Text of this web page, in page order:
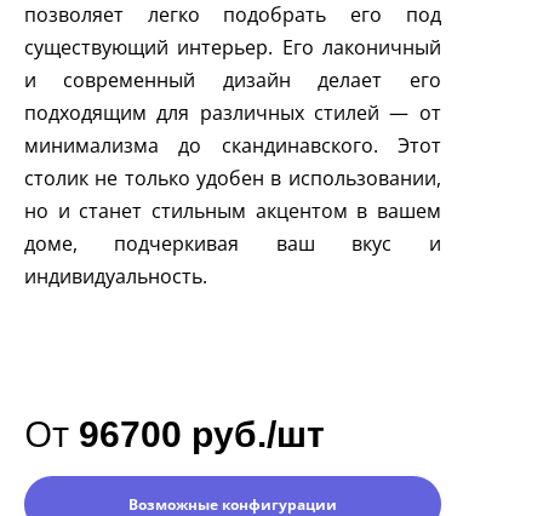
позволяет легко подобрать его под
существующий интерьер. Его лаконичный
и современный дизайн делает его
подходящим для различных стилей — от
минимализма до скандинавского. Этот
столик не только удобен в использовании,
но и станет стильным акцентом в вашем
доме, подчеркивая ваш вкус и
индивидуальность.
От 96700 руб./шт
Возможные конфигурации